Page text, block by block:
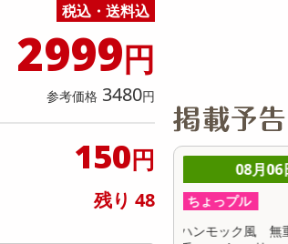
ンスタント）
お酒ギフト
食器・消耗品
包丁
ベント用品・DIY・工具
ア・家具
・携帯電話・タブレットアクセサ
リー
照明
キッズ・マタニティ
税込・送料込
2999円
参考価格 3480円
150円
残り 48
06日17時00分 ～
551
08月
ちょっプル
【6色/6足】脱げ